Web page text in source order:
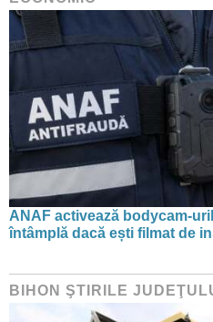
ANAF activează bodycam-
întâmplă dacă ești filmat de
BIHON ŞTIRILE